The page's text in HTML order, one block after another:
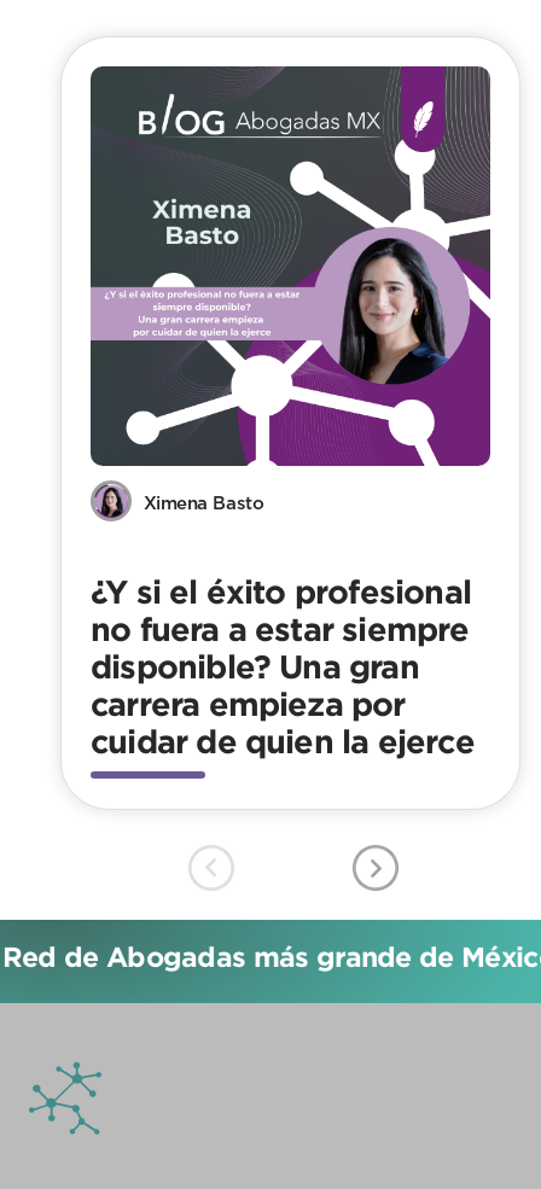
Ximena Basto
¿Y si el éxito profesional
no fuera a estar siempre
disponible? Una gran
carrera empieza por
cuidar de quien la ejerce
de Abogadas más grande de México!